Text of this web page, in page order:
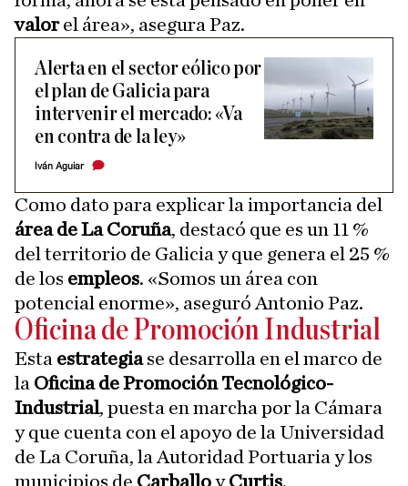
valorel área», asegura Paz.
Alerta en el sector eólico por
el plan de Galicia para
intervenir el mercado: «Va
en contra de la ley»
Iván Aguiar
Como dato para explicar la importancia del
área de La Coruña, destacó que es un 11 %
del territorio de Galicia y que genera el 25 %
de los empleos. «Somos un área con
potencial enorme», aseguró Antonio Paz.
Oficina de Promoción Industrial
Esta estrategiase desarrolla en el marco de
la Oficina de Promoción Tecnológico-
Industrial, puesta en marcha por la Cámara
y que cuenta con el apoyo de la Universidad
de La Coruña, la Autoridad Portuaria y los
municipios de CarballoyCurtis.